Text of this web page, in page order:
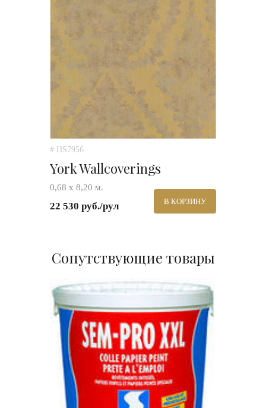
# HS7956
York Wallcoverings
0,68 х 8,20 м.
22 530 руб./рул В КОРЗИНУ
Сопутствующие товары